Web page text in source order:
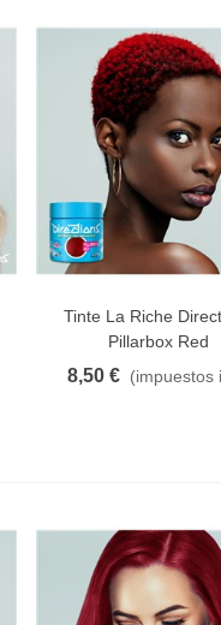
FAVORITO
Tinte La Riche
Pillarbox Red
8,50 € (impuestos